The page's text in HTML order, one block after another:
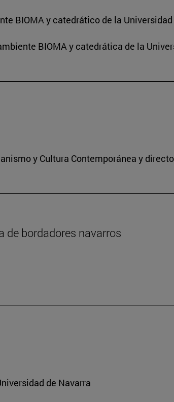
BIOMA y catedrático de la Universidad
BIOMA y catedrática de la
y Cultura Contemporánea y
de bordadores navarros
de Navarra